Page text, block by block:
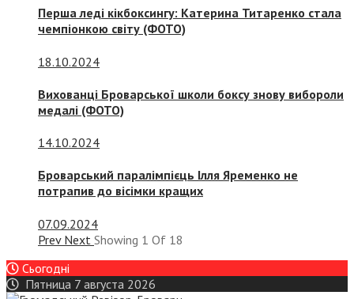
Перша леді кікбоксингу: Катерина Титаренко стала
чемпіонкою світу (ФОТО)
18.10.2024
Вихованці Броварської школи боксу знову вибороли
медалі (ФОТО)
14.10.2024
Броварський паралімпієць Ілля Яременко не
потрапив до вісімки кращих
07.09.2024
Prev Next Showing 1 Of 18
Сьогодні
Пятница 7 августа 2026